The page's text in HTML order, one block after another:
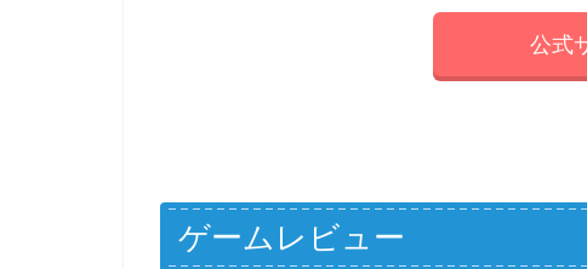
公式
ゲームレビュー